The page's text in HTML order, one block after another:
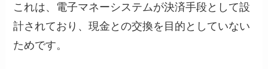
これは、電子マネーシステムが決済手段として設
計されており、現金との交換を目的としていない
ためです。